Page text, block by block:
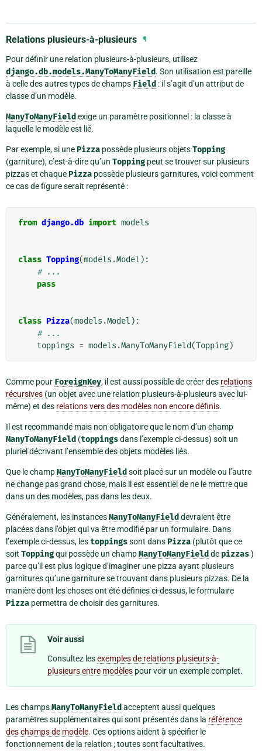
Relations plusieurs-à-plusieurs ¶
Pour définir une relation plusieurs-à-plusieurs, utilisez
django.db.models.ManyToManyField. Son utilisation est pareille
à celle des autres types de champs Field : il s’agit d’un attribut de
classe d’un modèle.
ManyToManyFieldexige un paramètre positionnel : la classe à
laquelle le modèle est lié.
Par exemple, si unePizza possède plusieurs objetsTopping
(garniture), c’est-à-dire qu’un Topping peut se trouver sur plusieurs
pizzas et chaquePizza possède plusieurs garnitures, voici comment
ce cas de figure serait représenté :
from django.db import models
class Topping(models .Model ):
# ...
pass
class Pizza(models .Model ):
# ...
toppings = models .ManyToManyField(Topping)
Comme pour ForeignKey, il est aussi possible de créer des relations
récursives (un objet avec une relation plusieurs-à-plusieurs avec lui-
même) et des relations vers des modèles non encore définis.
Il est recommandé mais non obligatoire que le nom d’un champ
ManyToManyField (toppingsdans l’exemple ci-dessus) soit un
pluriel décrivant l’ensemble des objets modèles liés.
Que le champManyToManyFieldsoit placé sur un modèle ou l’autre
ne change pas grand chose, mais il est essentiel de ne le mettre que
dans un des modèles, pas dans les deux.
Généralement, les instancesManyToManyFielddevraient être
placées dans l’objet qui va être modifié par un formulaire. Dans
l’exemple ci-dessus, lestoppingssont dansPizza (plutôt que ce
soit Toppingqui possède un champManyToManyFieldde pizzas)
parce qu’il est plus logique d’imaginer une pizza ayant plusieurs
garnitures qu’une garniture se trouvant dans plusieurs pizzas. De la
manière dont les choses ont été définies ci-dessus, le formulaire
Pizza permettra de choisir des garnitures.
Voir aussi
Consultez lesexemples de relations plusieurs-à-
plusieurs entre modèles pour voir un exemple complet.
Les champsManyToManyField acceptent aussi quelques
paramètres supplémentaires qui sont présentés dans la référence
des champs de modèle. Ces options aident à spécifier le
fonctionnement de la relation ; toutes sont facultatives.